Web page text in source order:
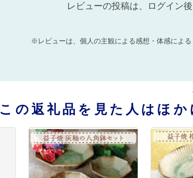
レビューの投稿は、ログイン後
※レビューは、個人の主観による感想・体感によ
この返礼品を見た人はほ